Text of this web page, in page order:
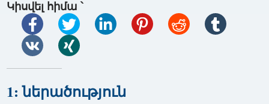
Կիսվել հիմա ՝
1: ներածություն